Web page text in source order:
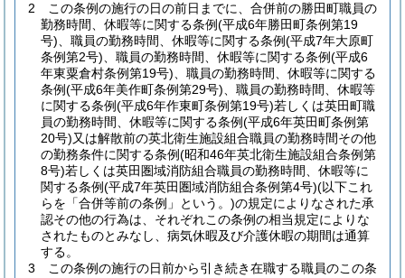
2
この条例の施行の日の前日までに、合併前の勝田町職員の
勤務時間、休暇等に関する条例(平成6年勝田町条例第19
号) 、職員の勤務時間、休暇等に関する条例(平成7年大原町
条例第2号) 、職員の勤務時間、休暇等に関する条例(平成6
年東粟倉村条例第19号) 、職員の勤務時間、休暇等に関する
条例(平成6年美作町条例第29号) 、職員の勤務時間、休暇等
に関する条例(平成6年作東町条例第19号)若しくは英田町職
員の勤務時間、休暇等に関する条例(平成6年英田町条例第
20号)又は解散前の英北衛生施設組合職員の勤務時間その他
の勤務条件に関する条例(昭和46年英北衛生施設組合条例第
8号)若しくは英田圏域消防組合職員の勤務時間、休暇等に
関する条例(平成7年英田圏域消防組合条例第4号)(以下これ
らを「合併等前の条例」という。)の規定によりなされた承
認その他の行為は、それぞれこの条例の相当規定によりな
されたものとみなし、病気休暇及び介護休暇の期間は通算
する。
3
この条例の施行の日前から引き続き在職する職員のこの条